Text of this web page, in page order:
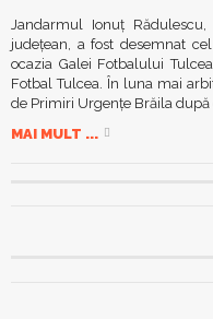
Jandarmul Ionuț
județean, a fost desemnat
ocazia Galei Fotbalului
Fotbal Tulcea. În luna mai
de Primiri Urgențe Brăila după
MAI MULT ...